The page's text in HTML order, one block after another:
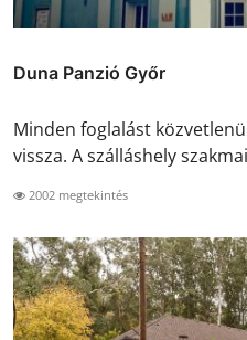
Duna Panzió Győr
Minden foglalást
vissza. A szálláshely
2002 megtekintés